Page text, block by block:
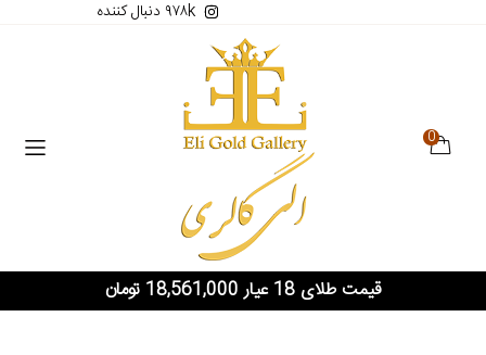
۹۷۸k دنبال کننده
0
قیمت طلای 18 عیار 18,561,000 تومان